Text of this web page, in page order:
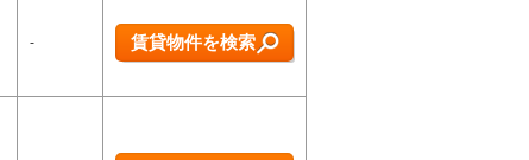
- 賃貸物件を検索